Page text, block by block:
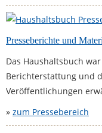
Presseberichte und
Das Haushaltsbuch
Berichterstattung und
Veröffentlichungen
» zum Pressebereich